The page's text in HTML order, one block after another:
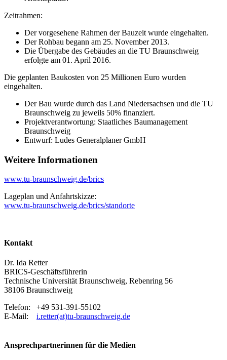
Zeitrahmen:
Der vorgesehene Rahmen der Bauzeit wurde eingehalten.
Der Rohbau begann am 25. November 2013.
Die Übergabe des Gebäudes an die TU Braunschweig
erfolgte am 01. April 2016.
Die geplanten Baukosten von 25 Millionen Euro wurden
eingehalten.
Der Bau wurde durch das Land Niedersachsen und die TU
Braunschweig zu jeweils 50% finanziert.
Projektverantwortung: Staatliches Baumanagement
Braunschweig
Entwurf: Ludes Generalplaner GmbH
Weitere Informationen
www.tu-braunschweig.de/brics
Lageplan und Anfahrtskizze:
www.tu-braunschweig.de/brics/standorte
Kontakt
Dr. Ida Retter
BRICS-Geschäftsführerin
Technische Universität Braunschweig, Rebenring 56
38106 Braunschweig
Telefon: +49 531-391-55102
E-Mail: i.retter(at)tu-braunschweig.de
Ansprechpartnerinnen für die Medien